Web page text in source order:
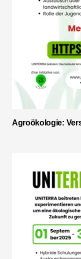
Agroökologie: